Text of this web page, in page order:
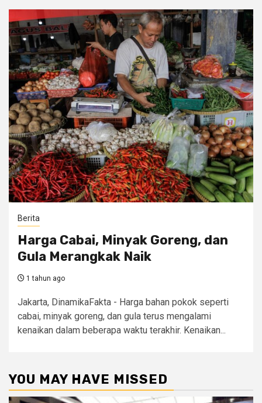
Berita
Harga Cabai, Minyak Goreng, dan
Gula Merangkak Naik
1 tahun ago
Jakarta, DinamikaFakta - Harga bahan pokok seperti
cabai, minyak goreng, dan gula terus mengalami
kenaikan dalam beberapa waktu terakhir. Kenaikan...
YOU MAY HAVE MISSED